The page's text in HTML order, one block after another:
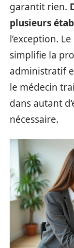
garantit rien.
plusieurs
l’exception.
simplifie la
administratif
le médecin
dans autant
nécessaire.